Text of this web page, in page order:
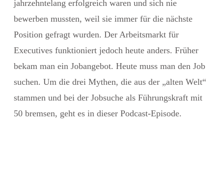
jahrzehntelang erfolgreich waren und sich nie
bewerben mussten, weil sie immer für die nächste
Position gefragt wurden. Der Arbeitsmarkt für
Executives funktioniert jedoch heute anders. Früher
bekam man ein Jobangebot. Heute muss man den Job
suchen. Um die drei Mythen, die aus der „alten Welt“
stammen und bei der Jobsuche als Führungskraft mit
50 bremsen, geht es in dieser Podcast-Episode.